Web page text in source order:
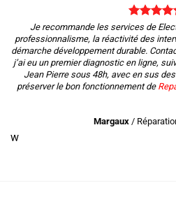
Je recommande les services de
professionnalisme, la réactivité des
démarche développement durable.
j’ai eu un premier diagnostic en ligne,
Jean Pierre sous 48h, avec en sus
préserver le bon fonctionnement de
Margaux /
w